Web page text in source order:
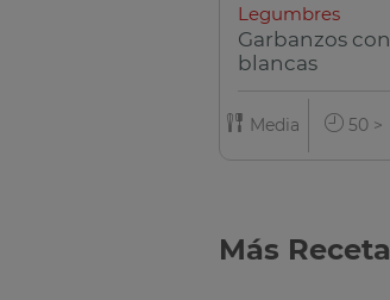
Legumbres
Garbanzos
blancas
Media 50 >
Más